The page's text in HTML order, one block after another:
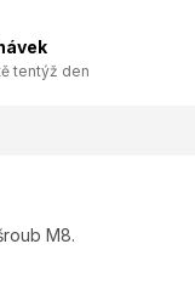
tentýž den
M8.